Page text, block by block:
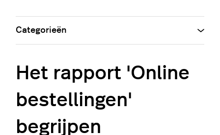
Het rapport 'Online
bestellingen'
begrijpen
Categorieën